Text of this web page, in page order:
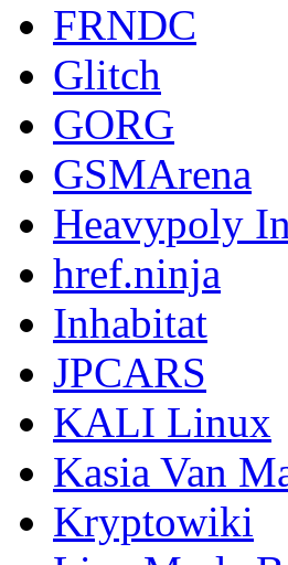
FRNDC
Glitch
GORG
GSMArena
Heavypoly
href.ninja
Inhabitat
JPCARS
KALI Linux
Kasia Van
Kryptowiki